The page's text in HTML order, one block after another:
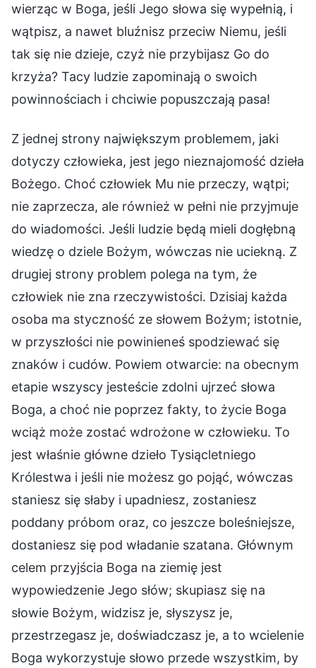
wierząc w Boga, jeśli Jego słowa się wypełnią, i
wątpisz, a nawet bluźnisz przeciw Niemu, jeśli
tak się nie dzieje, czyż nie przybijasz Go do
krzyża? Tacy ludzie zapominają o swoich
powinnościach i chciwie popuszczają pasa!
Z jednej strony największym problemem, jaki
dotyczy człowieka, jest jego nieznajomość dzieła
Bożego. Choć człowiek Mu nie przeczy, wątpi;
nie zaprzecza, ale również w pełni nie przyjmuje
do wiadomości. Jeśli ludzie będą mieli dogłębną
wiedzę o dziele Bożym, wówczas nie uciekną. Z
drugiej strony problem polega na tym, że
człowiek nie zna rzeczywistości. Dzisiaj każda
osoba ma styczność ze słowem Bożym; istotnie,
w przyszłości nie powinieneś spodziewać się
znaków i cudów. Powiem otwarcie: na obecnym
etapie wszyscy jesteście zdolni ujrzeć słowa
Boga, a choć nie poprzez fakty, to życie Boga
wciąż może zostać wdrożone w człowieku. To
jest właśnie główne dzieło Tysiącletniego
Królestwa i jeśli nie możesz go pojąć, wówczas
staniesz się słaby i upadniesz, zostaniesz
poddany próbom oraz, co jeszcze boleśniejsze,
dostaniesz się pod władanie szatana. Głównym
celem przyjścia Boga na ziemię jest
wypowiedzenie Jego słów; skupiasz się na
słowie Bożym, widzisz je, słyszysz je,
przestrzegasz je, doświadczasz je, a to wcielenie
Boga wykorzystuje słowo przede wszystkim, by